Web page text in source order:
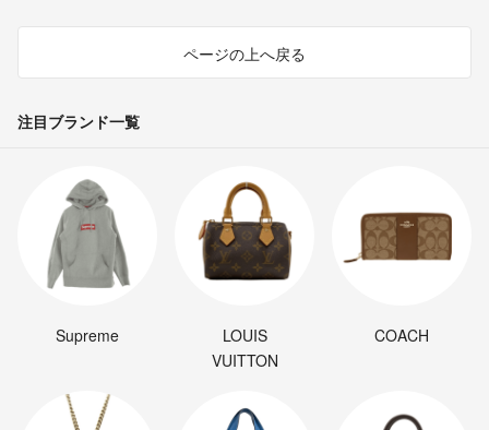
ページの上へ戻る
注目ブランド一覧
Supreme
LOUIS
VUITTON
COACH